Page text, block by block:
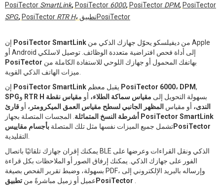
PosiTector SmartLink, PosiTector 6000, PosiTector DPM, PosiTector
SPG, PosiTector RTR H، تطبيقPosiTector
PosiTector SmartLink
أو Android إلى أداة فحص افتراضية متعددة الوظائف. توصيل لاسلكي
PosiTector
PosiTector SmartLink PosiTector 6000، DPM,
SPG
RTR H بسهولة التحويل إلى مقياس سماكة الطلاء، أو مقياس نقطة
الندى، أو مقياس المظهر الجانبي لسطح مقياس العمق الميكرومتر، أو قارئ
أشرطة النسخ المتماثلة PosiTector SmartLink
تشمل جميع الميزات نفسها مثل تلك المتصلةبأجسام مقاييسPosiTector
يمكنك إقران جهازك تلقائيًا باتصال BLE الذكي ونقل القراءات وعرضها على
الفور على جهازك الذكي. يمكنك إرفاق الصور أو الملاحظات بكل قراءة
بسهولة، وضبط تقرير الفحص بصيغة PDF، وإرساله بالبريد الإلكتروني إلى
عميل أو زميل مباشرةً منتطبيقPosiTector